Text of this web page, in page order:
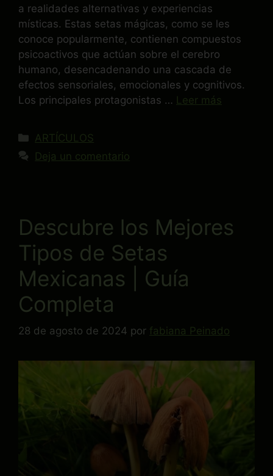
a realidades alternativas y experiencias
místicas. Estas setas mágicas, como se les
conoce popularmente, contienen compuestos
psicoactivos que actúan sobre el cerebro
humano, desencadenando una cascada de
efectos sensoriales, emocionales y cognitivos.
Los principales protagonistas … Leer más
ARTÍCULOS
Deja un comentario
Descubre los Mejores
Tipos de Setas
Mexicanas | Guía
Completa
28 de agosto de 2024 por fabiana Peinado